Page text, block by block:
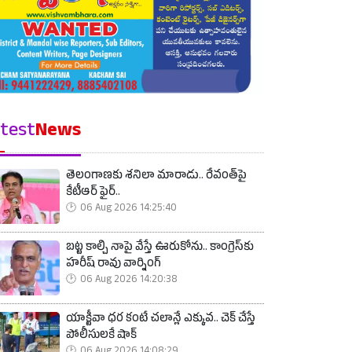
News
తెలంగాణకు శనిలా మారాడు.. రేవంత్‌పై
కేటీఆర్ ఫైర్..
06 Aug 2026 14:25:40
బట్ట కాల్చి నాపై వేస్తే ఊరుకోను.. కాంగ్రెస్‌కు
హరీష్ రావు వార్నింగ్
06 Aug 2026 14:20:38
యాక్టీవా ధర కంటే చలాన్లే ఎక్కువ.. చెక్ చేస్తే
పోలీసులకే షాక్